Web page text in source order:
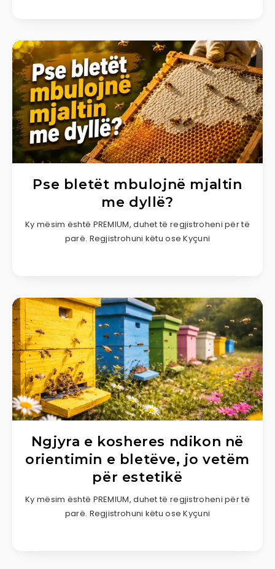
Pse bletët mbulojnë mjaltin
me dyllë?
Ky mësim është PREMIUM, duhet të regjistroheni për të
parë. Regjistrohuni këtu ose Kyçuni
Ngjyra e kosheres ndikon në
orientimin e bletëve, jo vetëm
për estetikë
Ky mësim është PREMIUM, duhet të regjistroheni për të
parë. Regjistrohuni këtu ose Kyçuni